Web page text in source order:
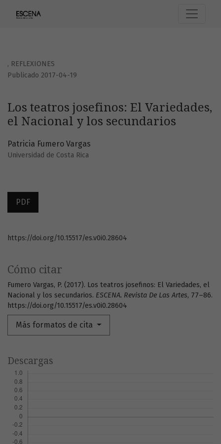
, REFLEXIONES
Los teatros josefinos: El Variedades,
el Nacional y los secundarios
Publicado 2017-04-19
Patricia Fumero Vargas
Universidad de Costa Rica
PDF
Cómo citar
Fumero Vargas, P. (2017). Los teatros josefinos: El Variedades, el
Nacional y los secundarios. ESCENA. Revista De Las Artes, 77–86.
https://doi.org/10.15517/es.v0i0.28604
Más formatos de cita
https://doi.org/10.15517/es.v0i0.28604
Descargas